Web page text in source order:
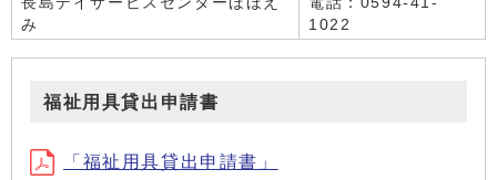
み
1022
福祉用具貸出申請書
「福祉用具貸出申請書」